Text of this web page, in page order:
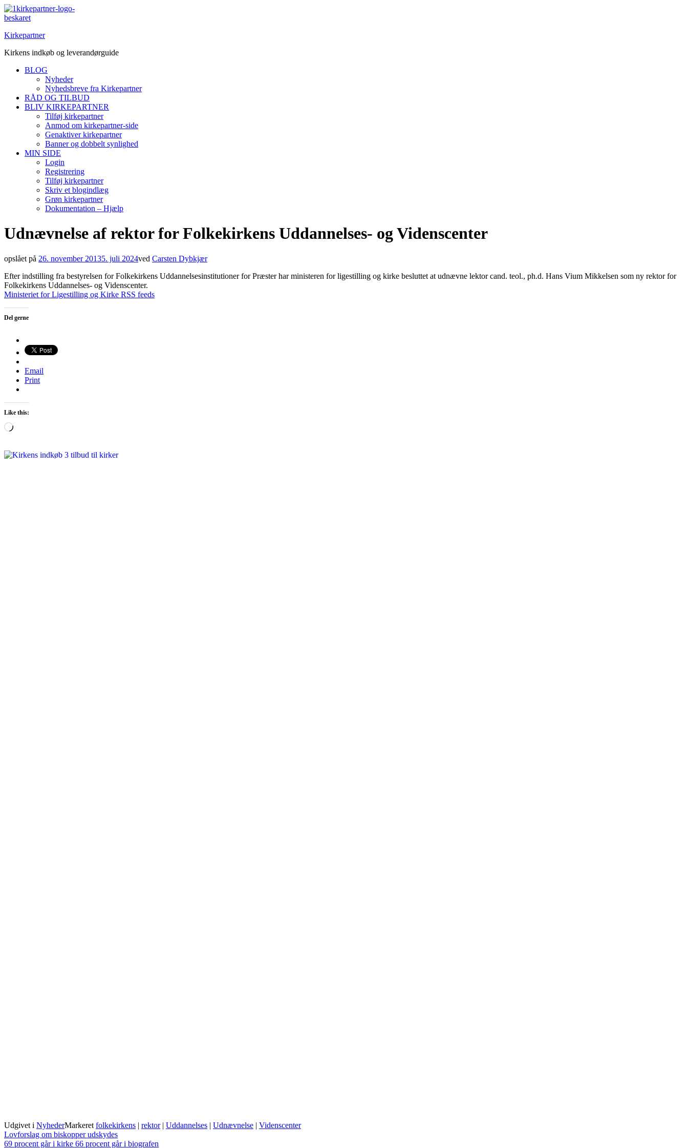
Spring
til
Kirkepartner
Kirkens indkøb og leverandørguide
BLOG
Nyheder
Nyhedsbreve fra Kirkepartner
RÅD OG TILBUD
BLIV KIRKEPARTNER
Tilføj kirkepartner
Anmod om kirkepartner-side
Genaktiver kirkepartner
Banner og dobbelt synlighed
MIN SIDE
Login
Registrering
Tilføj kirkepartner
Skriv et blogindlæg
Grøn kirkepartner
Dokumentation – Hjælp
Udnævnelse af rektor for Folkekirkens Uddannelses- og Videnscenter
opslået på 26. november 20135. juli 2024ved Carsten Dybkjær
Efter indstilling fra bestyrelsen for Folkekirkens Uddannelsesinstitutioner for Præster har ministeren for ligestilling og kirke besluttet at udnævne lektor cand. teol., ph.d. Hans Vium Mikkelsen som ny rektor for
Folkekirkens Uddannelses- og Videnscenter.
Ministeriet for Ligestilling og Kirke RSS feeds
Del gerne
Email
Print
Like this:
Loading…
Udgivet i NyhederMarkeret folkekirkens | rektor| Uddannelses | Udnævnelse | Videnscenter
Indlægsnavigation
Lovforslag om biskopper udskydes
69 procent går i kirke 66 procent går i biografen